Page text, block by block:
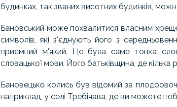
будинках, так званих висотних будинків,
Бановський може похвалитися власним
символів, які з'єднують його з
приємний м'який. Це була саме тонка
словацької мови. Його батьківщина, де
Бановецько колись був відомий за
наприклад, у селі Требічава, де ви можете